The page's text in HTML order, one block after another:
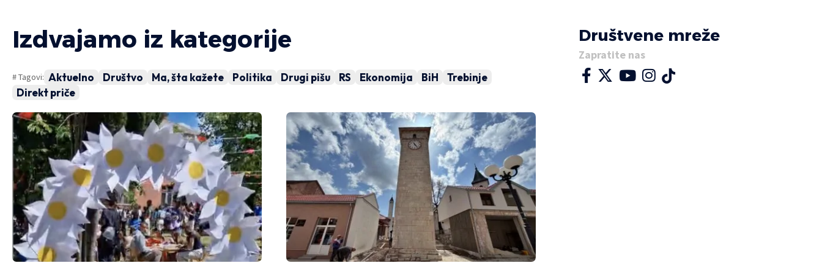
Izdvajamo iz kategorije
# Tagovi: Aktuelno Društvo Ma, šta kažete Politika Drugi pišu RS Ekonomija BiH
Trebinje
Direkt priče
Društvene mreže
Zapratite nas